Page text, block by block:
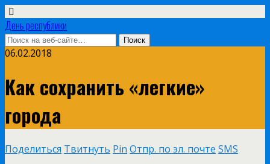
День республики
06.02.2018
Как сохранить «легкие»
города
Поделиться Твитнуть Pin Отпр. по эл. почте SMS